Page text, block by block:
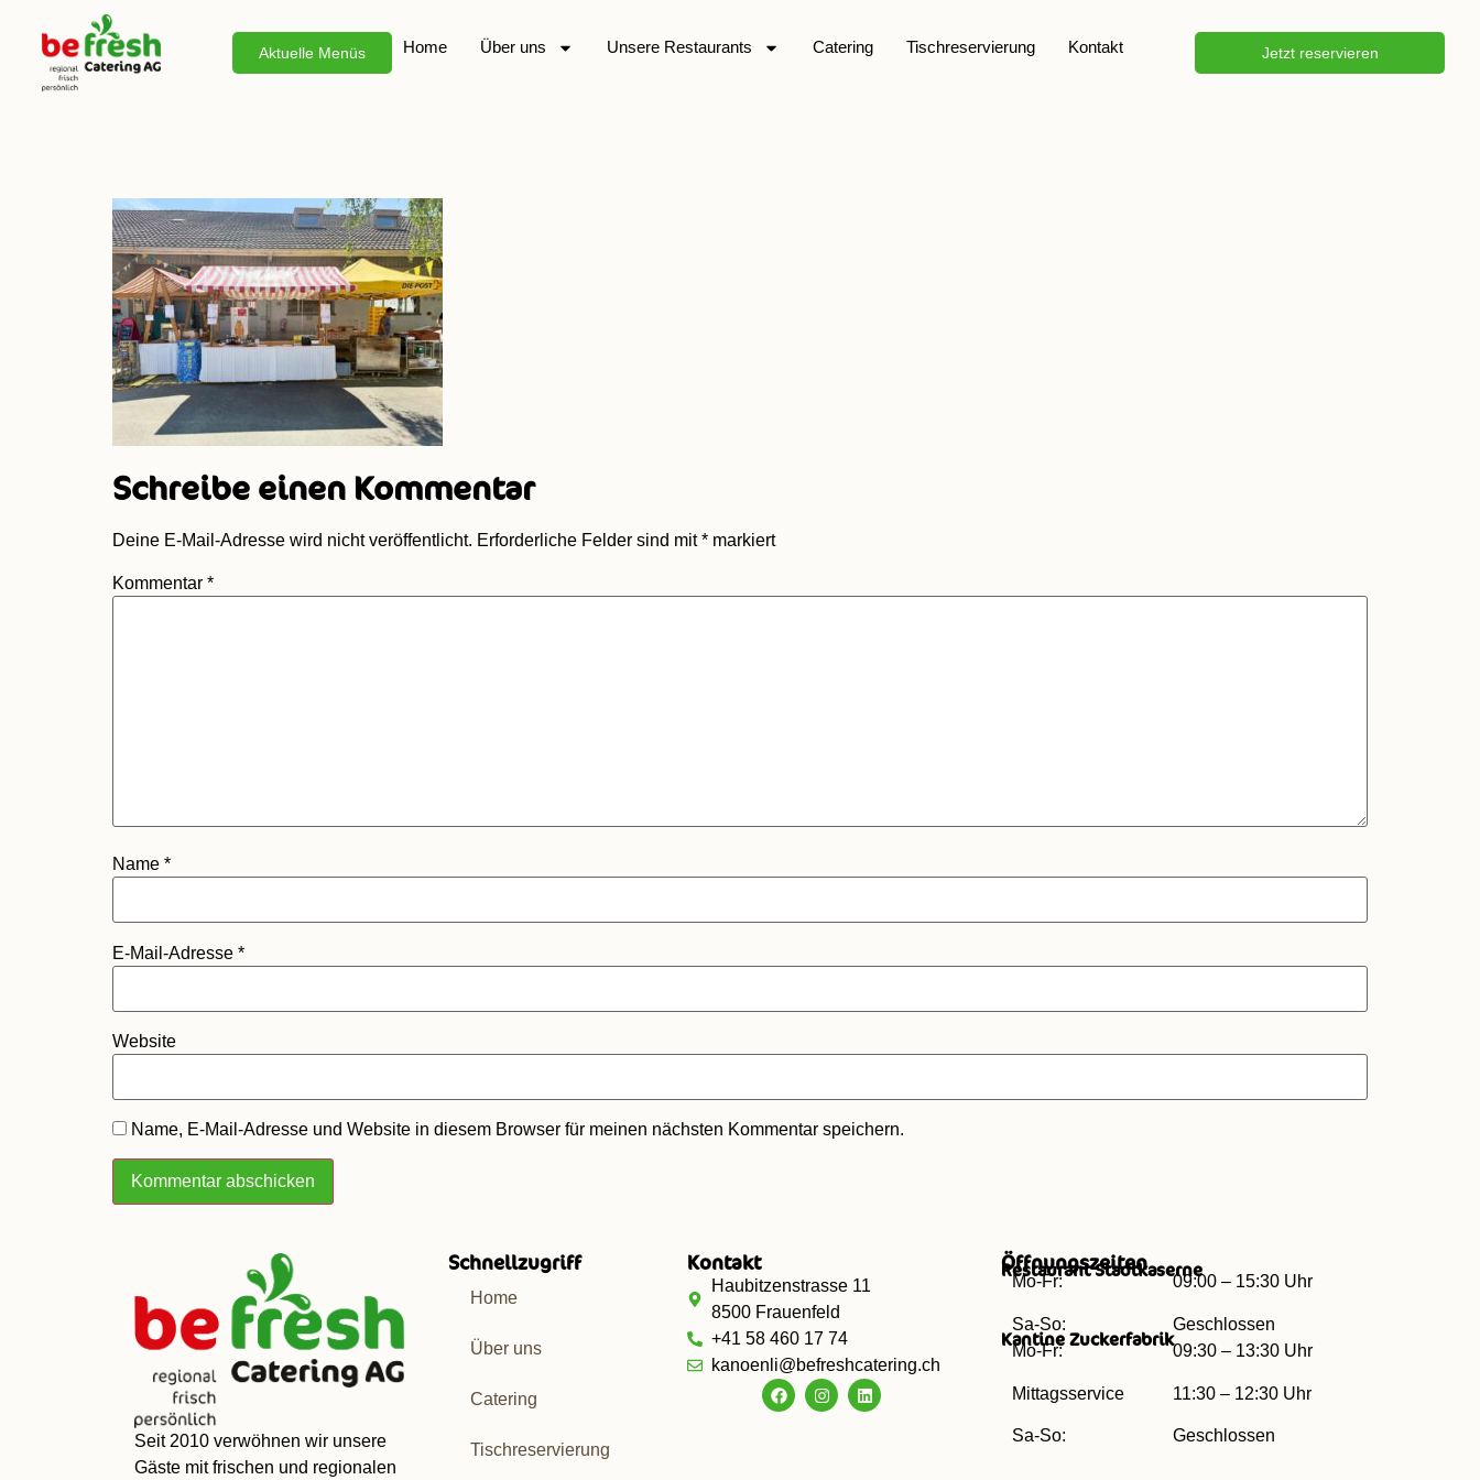
Aktuelle Menüs Home Über uns Unsere Restaurants Catering Tischreservierung Kontakt Jetzt reservieren
Schreibe einen Kommentar
Deine E-Mail-Adresse wird nicht veröffentlicht. Erforderliche Felder sind mit* markiert
Kommentar *
Name *
E-Mail-Adresse *
Website
Name, E-Mail-Adresse und Website in diesem Browser für meinen nächsten Kommentar speichern.
Seit 2010 verwöhnen wir unsere
Gäste mit frischen und regionalen
Schnellzugriff
Home
Über uns
Catering
Tischreservierung
Kontakt
Haubitzenstrasse 11
8500 Frauenfeld
+41 58 460 17 74
kanoenli@befreshcatering.ch
Öffnungszeiten
Restaurant Stadtkaserne
Mo-Fr:
Sa-So:
09:00 – 15:30 Uhr
Geschlossen
Kantine Zuckerfabrik
Mo-Fr:
Mittagsservice
Sa-So:
09:30 – 13:30 Uhr
11:30 – 12:30 Uhr
Geschlossen